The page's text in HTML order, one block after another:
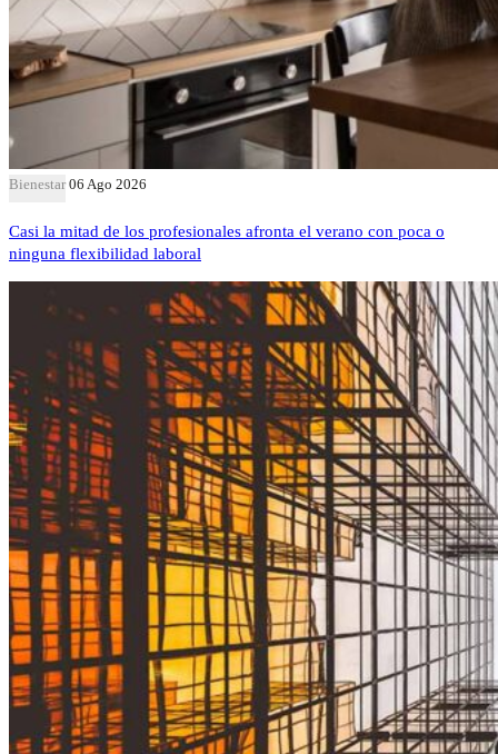
Bienestar 06 Ago 2026
Casi la mitad de los profesionales afronta el verano con poca o
ninguna flexibilidad laboral